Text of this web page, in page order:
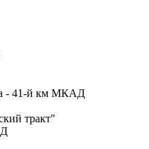
- 41-й км МКАД
тракт"